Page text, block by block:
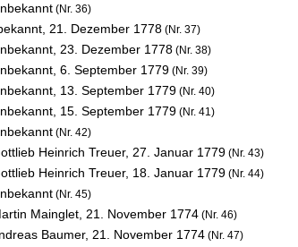
(Nr. 36)
21. Dezember 1778 (Nr. 37)
23. Dezember 1778 (Nr. 38)
6. September 1779 (Nr. 39)
13. September 1779 (Nr. 40)
15. September 1779 (Nr. 41)
(Nr. 42)
Heinrich Treuer, 27. Januar 1779 (Nr. 43)
Heinrich Treuer, 18. Januar 1779 (Nr. 44)
(Nr. 45)
Mainglet, 21. November 1774 (Nr. 46)
Baumer, 21. November 1774 (Nr. 47)